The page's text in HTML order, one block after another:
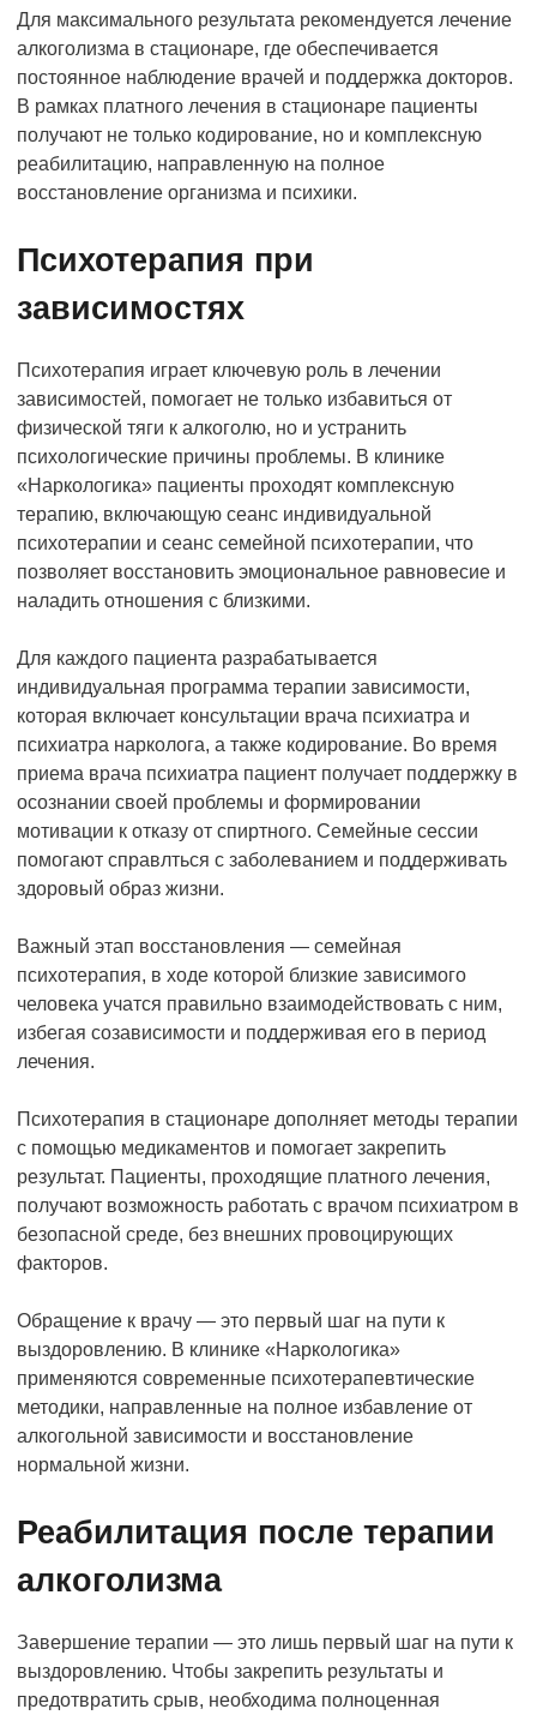
Для максимального результата рекомендуется лечение
алкоголизма в стационаре, где обеспечивается
постоянное наблюдение врачей и поддержка докторов.
В рамках платного лечения в стационаре пациенты
получают не только кодирование, но и комплексную
реабилитацию, направленную на полное
восстановление организма и психики.
Психотерапия при
зависимостях
Психотерапия играет ключевую роль в лечении
зависимостей, помогает не только избавиться от
физической тяги к алкоголю, но и устранить
психологические причины проблемы. В клинике
«Наркологика» пациенты проходят комплексную
терапию, включающую сеанс индивидуальной
психотерапии и сеанс семейной психотерапии, что
позволяет восстановить эмоциональное равновесие и
наладить отношения с близкими.
Для каждого пациента разрабатывается
индивидуальная программа терапии зависимости,
которая включает консультации врача психиатра и
психиатра нарколога, а также кодирование. Во время
приема врача психиатра пациент получает поддержку в
осознании своей проблемы и формировании
мотивации к отказу от спиртного. Семейные сессии
помогают справлться с заболеванием и поддерживать
здоровый образ жизни.
Важный этап восстановления — семейная
психотерапия, в ходе которой близкие зависимого
человека учатся правильно взаимодействовать с ним,
избегая созависимости и поддерживая его в период
лечения.
Психотерапия в стационаре дополняет методы терапии
с помощью медикаментов и помогает закрепить
результат. Пациенты, проходящие платного лечения,
получают возможность работать с врачом психиатром в
безопасной среде, без внешних провоцирующих
факторов.
Обращение к врачу — это первый шаг на пути к
выздоровлению. В клинике «Наркологика»
применяются современные психотерапевтические
методики, направленные на полное избавление от
алкогольной зависимости и восстановление
нормальной жизни.
Реабилитация после терапии
алкоголизма
Завершение терапии — это лишь первый шаг на пути к
выздоровлению. Чтобы закрепить результаты и
предотвратить срыв, необходима полноценная